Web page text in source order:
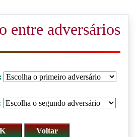
entre adversários